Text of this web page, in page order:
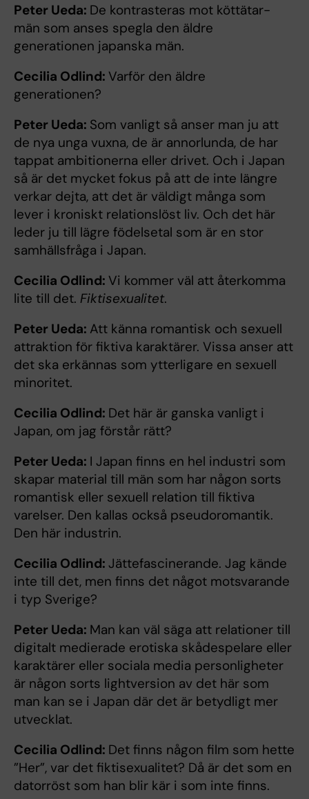
Peter Ueda: De kontrasteras mot köttätar-
män som anses spegla den äldre
generationen japanska män.
Cecilia Odlind: Varför den äldre
generationen?
Peter Ueda: Som vanligt så anser man ju att
de nya unga vuxna, de är annorlunda, de har
tappat ambitionerna eller drivet. Och i Japan
så är det mycket fokus på att de inte längre
verkar dejta, att det är väldigt många som
lever i kroniskt relationslöst liv. Och det här
leder ju till lägre födelsetal som är en stor
samhällsfråga i Japan.
Cecilia Odlind: Vi kommer väl att återkomma
lite till det. Fiktisexualitet.
Peter Ueda: Att känna romantisk och sexuell
attraktion för fiktiva karaktärer. Vissa anser att
det ska erkännas som ytterligare en sexuell
minoritet.
Cecilia Odlind: Det här är ganska vanligt i
Japan, om jag förstår rätt?
Peter Ueda: I Japan finns en hel industri som
skapar material till män som har någon sorts
romantisk eller sexuell relation till fiktiva
varelser. Den kallas också pseudoromantik.
Den här industrin.
Cecilia Odlind: Jättefascinerande. Jag kände
inte till det, men finns det något motsvarande
i typ Sverige?
Peter Ueda: Man kan väl säga att relationer till
digitalt medierade erotiska skådespelare eller
karaktärer eller sociala media personligheter
är någon sorts lightversion av det här som
man kan se i Japan där det är betydligt mer
utvecklat.
Cecilia Odlind: Det finns någon film som hette
”Her”, var det fiktisexualitet? Då är det som en
datorröst som han blir kär i som inte finns.